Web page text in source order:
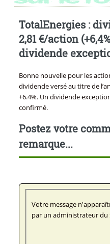
TotalEnergies :
2,81 €/action
dividende
Bonne nouvelle pour les
dividende versé au titre de
+6.4%. Un dividende
confirmé.
Postez votre
remarque...
Votre message
par un administrateur du